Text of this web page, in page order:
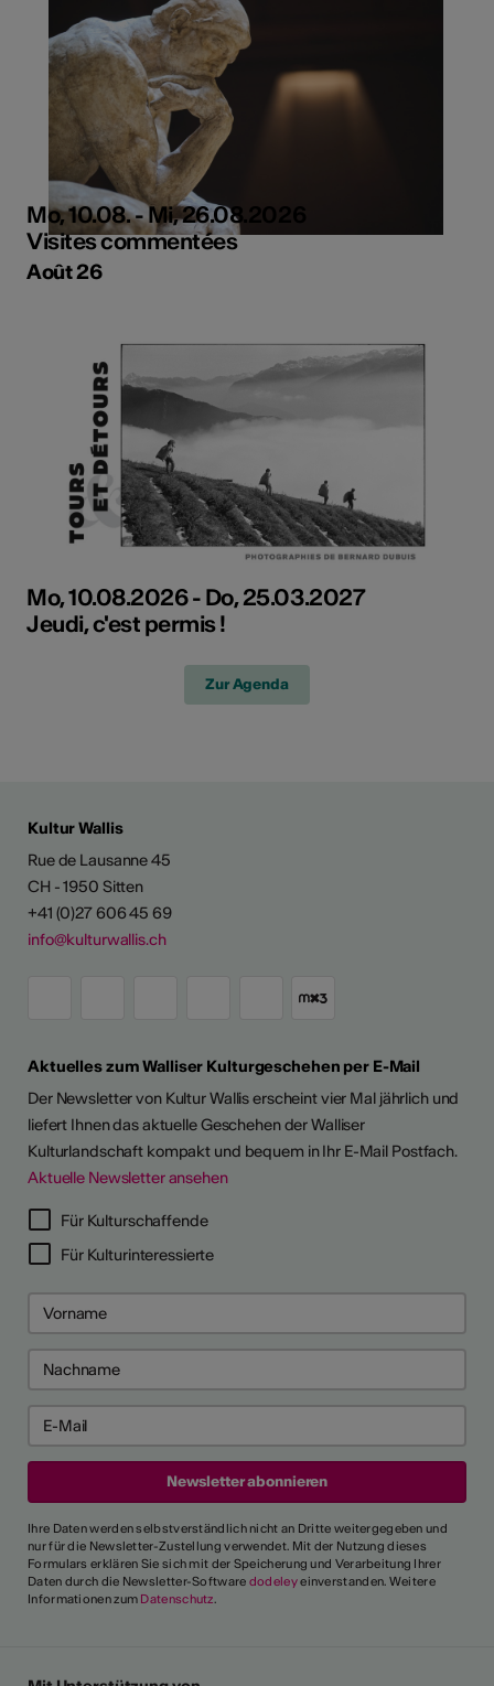
Mo, 10.08. - Mi, 26.08.2026
Visites commentées
Août 26
Mo, 10.08.2026 - Do, 25.03.2027
Jeudi, c'est permis !
Zur Agenda
Kultur Wallis
Rue de Lausanne 45
CH - 1950 Sitten
+41 (0)27 606 45 69
info@kulturwallis.ch
Aktuelles zum Walliser Kulturgeschehen per E-Mail
Der Newsletter von Kultur Wallis erscheint vier Mal jährlich und
liefert Ihnen das aktuelle Geschehen der Walliser
Kulturlandschaft kompakt und bequem in Ihr E-Mail Postfach.
Aktuelle Newsletter ansehen
Für Kulturschaffende
Für Kulturinteressierte
Ihre Daten werden selbstverständlich nicht an Dritte weitergegeben und
nur für die Newsletter-Zustellung verwendet. Mit der Nutzung dieses
Formulars erklären Sie sich mit der Speicherung und Verarbeitung Ihrer
Daten durch die Newsletter-Software dodeleyeinverstanden. Weitere
Informationen zum Datenschutz.